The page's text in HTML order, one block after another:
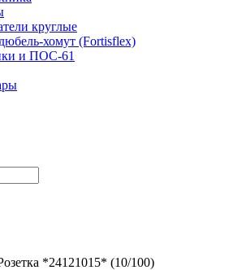
круглые
хомут (Fortisflex)
и ПОС-61
*24121015* (10/100)